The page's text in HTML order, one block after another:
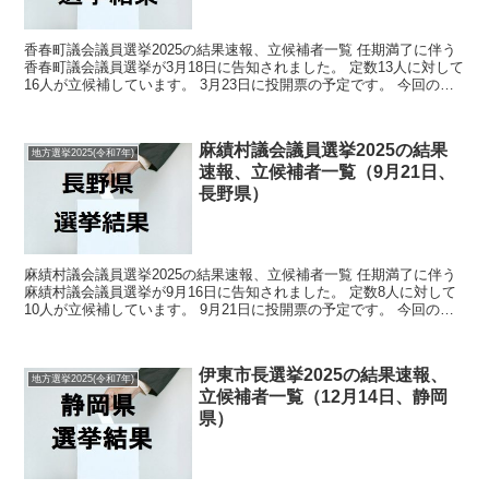
香春町議会議員選挙2025の結果速報、立候補者一覧 任期満了に伴う
香春町議会議員選挙が3月18日に告知されました。 定数13人に対して
16人が立候補しています。 3月23日に投開票の予定です。 今回の記
地方選挙2025(令和7年)
麻績村議会議員選挙2025の結果
速報、立候補者一覧（9月21日、
長野県）
麻績村議会議員選挙2025の結果速報、立候補者一覧 任期満了に伴う
麻績村議会議員選挙が9月16日に告知されました。 定数8人に対して
10人が立候補しています。 9月21日に投開票の予定です。 今回の記
地方選挙2025(令和7年)
伊東市長選挙2025の結果速報、
立候補者一覧（12月14日、静岡
県）